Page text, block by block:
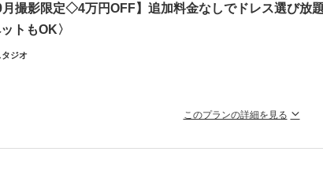
ジオの目の前！
分！！
ぷり100カット付き♪
月撮影限定◇4万円OFF】追加料金なしでドレス選び放
トもOK〉
タジオ
このプランの詳細を見る
撮影したい方へお得な洋装2着のスタジオプラン！〉通常